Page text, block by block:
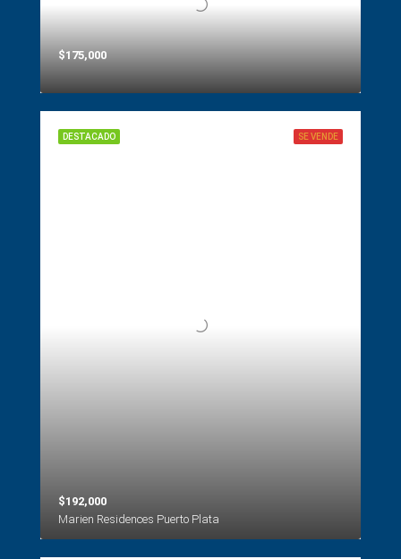
$175,000
SE VENDE
DESTACADO
$192,000
Marien Residences Puerto Plata